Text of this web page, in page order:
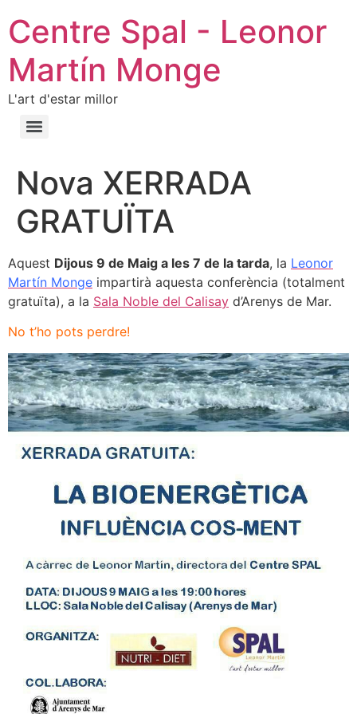
Centre Spal - Leonor
Martín Monge
L'art d'estar millor
Nova XERRADA
GRATUÏTA
Aquest Dijous 9 de Maig a les 7 de la tarda, la Leonor
Martín Monge impartirà aquesta conferència (totalment
gratuïta), a la Sala Noble del Calisay d’Arenys de Mar.
No t’ho pots perdre!